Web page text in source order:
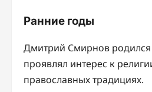
Ранние годы
Дмитрий Смирнов родился
проявлял интерес к
православных традициях.